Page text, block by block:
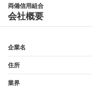
両備信用組合
会社概要
企業名
住所
業界